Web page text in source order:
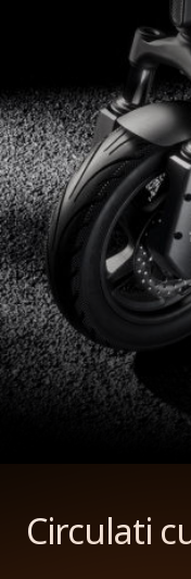
Circulati
*Vă rugăm să verificați și să
de circulație din Romania,
**Autonomie teoretică:
75 kg, 25°C, la o viteză de 15
*** Pozele și videoclipurile
poate varia, vă rugăm să
****Vă rugăm să vă asigurați
adecvat cu o temperatură
Dacă mediul ambiental de
trotineta electrică într-un